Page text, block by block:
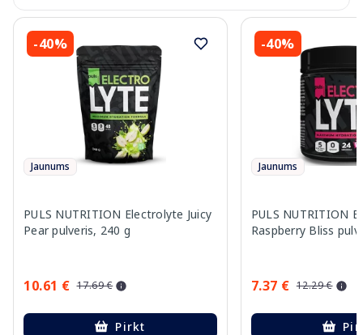
-40%
Jaunums
PULS NUTRITION Electrolyte Juicy
Pear pulveris, 240 g
10.61 € 17.69 €
Pirkt
-40%
Jaunums
PULS NUTRITION
Raspberry Bliss
7.37 € 12.29 €